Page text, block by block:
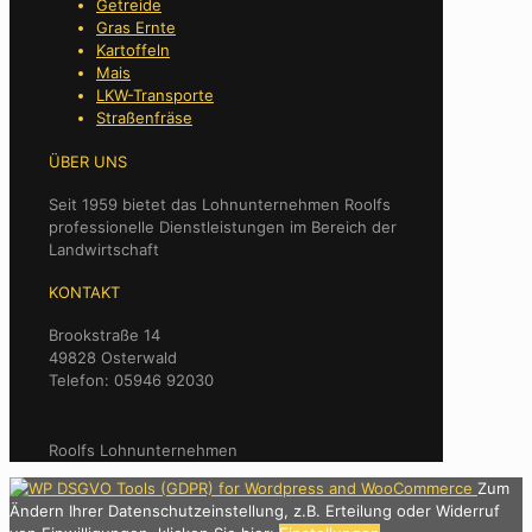
Getreide
Gras Ernte
Kartoffeln
Mais
LKW-Transporte
Straßenfräse
ÜBER UNS
Seit 1959 bietet das Lohnunternehmen Roolfs
professionelle Dienstleistungen im Bereich der
Landwirtschaft
KONTAKT
Brookstraße 14
49828 Osterwald
Telefon: 05946 92030
Roolfs Lohnunternehmen
Zum
Ändern Ihrer Datenschutzeinstellung, z.B. Erteilung oder Widerruf